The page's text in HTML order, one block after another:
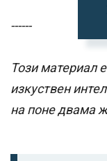
------
Този материал
изкуствен
на поне двама